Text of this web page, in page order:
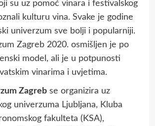
su uz pomoć vinara i festivalskog
kulturu vina. Svake je godine
univerzum sve bolji i popularniji.
Zagreb 2020. osmišljen je po
model, ali je u potpunosti
vinarima i uvjetima.
Zagrebse organizira uz
univerzuma Ljubljana, Kluba
fakulteta (KSA),